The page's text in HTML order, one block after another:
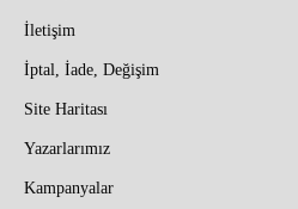
İletişim
İptal, İade, Değişim
Site Haritası
Yazarlarımız
Kampanyalar